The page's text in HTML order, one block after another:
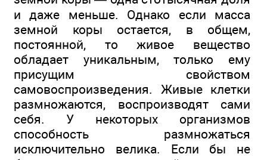
и даже меньше. Однако если масса
земной коры остается, в общем,
постоянной, то живое вещество
обладает уникальным, только ему
присущим свойством
самовоспроизведения. Живые клетки
размножаются, воспроизводят сами
себя. У некоторых организмов
способность размножаться
исключительно велика. Если бы не